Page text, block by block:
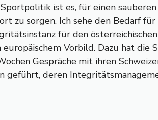
ist es, für einen
zu sorgen. Ich sehe den Bedarf
für den österreichischen
europäischem Vorbild. Dazu hat die
Gespräche mit ihren
geführt, deren